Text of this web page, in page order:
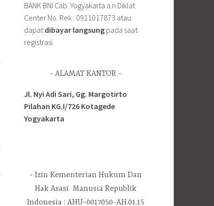
BANK BNI Cab. Yogyakarta a.n Diklat
Center No. Rek : 0911017873 atau
dapatdibayar langsung pada saat
registrasi
ALAMAT KANTOR
Jl. Nyi Adi Sari, Gg. Margotirto
Pilahan KG.I/726 Kotagede
Yogyakarta
Izin Kementerian Hukum Dan
Hak Asasi Manusia Republik
Indonesia : AHU-0017050-AH.01.15